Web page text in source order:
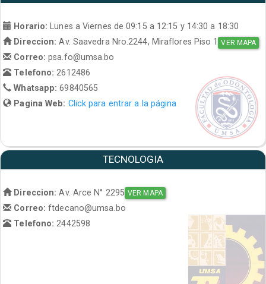
Horario: Lunes a Viernes de 09:15 a 12:15 y 14:30 a 18:30
Direccion: Av. Saavedra Nro.2244, Miraflores Piso 1 VER MAPA
Correo:psa.fo@umsa.bo
Telefono:2612486
Whatsapp:69840565
Pagina Web: Click para entrar a la página
TECNOLOGIA
Direccion: Av. Arce N° 2295 VER MAPA
Correo:ftdecano@umsa.bo
Telefono: 2442598